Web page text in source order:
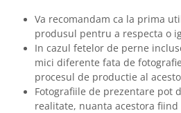
Va recomandam ca la prima
produsul pentru a respecta o
In cazul fetelor de perne
mici diferente fata de
procesul de productie al
Fotografiile de prezentare pot
realitate, nuanta acestora